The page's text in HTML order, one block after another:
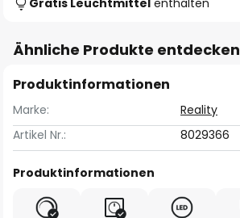
Gratis Leuchtmittel enthalten
Ähnliche Produkte entdecken
Produktinformationen
Marke:
Reality
Artikel Nr.:
8029366
Produktinformationen